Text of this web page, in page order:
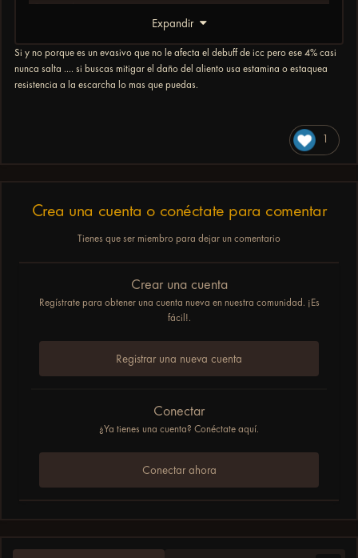
Gracias de antemano
Expandir
Si y no porque es un evasivo que no le afecta el debuff de icc pero ese 4% casi
nunca salta .... si buscas mitigar el daño del aliento usa estamina o estaquea
resistencia a la escarcha lo mas que puedas.
1
Crea una cuenta o conéctate para comentar
Tienes que ser miembro para dejar un comentario
Crear una cuenta
Regístrate para obtener una cuenta nueva en nuestra comunidad. ¡Es
fácil!.
Registrar una nueva cuenta
Conectar
¿Ya tienes una cuenta? Conéctate aquí.
Conectar ahora